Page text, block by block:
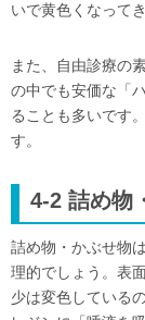
いで黄色くなってき
また、自由診療の
の中でも安価な「
ることも多いです
す。
4-2 詰め物
詰め物・かぶせ物
理的でしょう。表
少は変色している